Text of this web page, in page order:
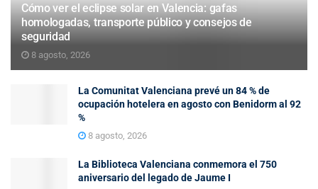
Cómo ver el eclipse solar en Valencia: gafas
homologadas, transporte público y consejos de
seguridad
8 agosto, 2026
La Comunitat Valenciana prevé un 84 % de
ocupación hotelera en agosto con Benidorm al 92
%
8 agosto, 2026
La Biblioteca Valenciana conmemora el 750
aniversario del legado de Jaume I